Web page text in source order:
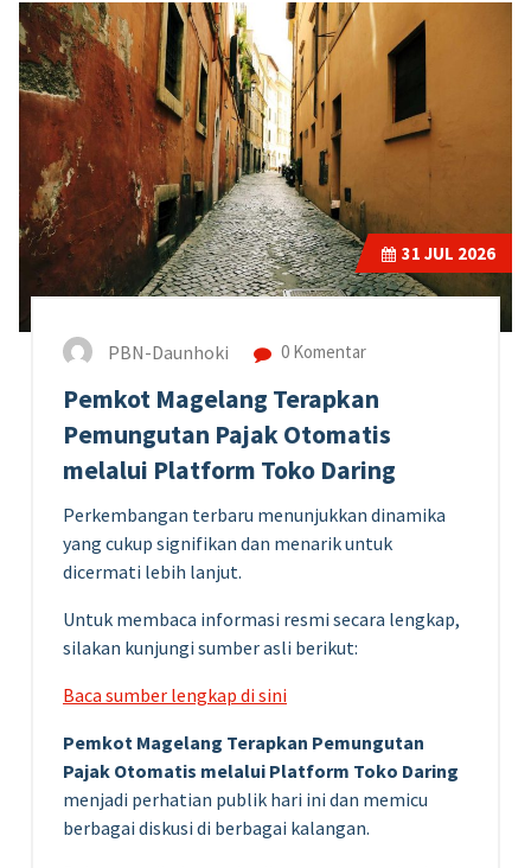
31 JUL 2026
PBN-Daunhoki 0 Komentar
Pemkot Magelang Terapkan
Pemungutan Pajak Otomatis
melalui Platform Toko Daring
Perkembangan terbaru menunjukkan dinamika
yang cukup signifikan dan menarik untuk
dicermati lebih lanjut.
Untuk membaca informasi resmi secara lengkap,
silakan kunjungi sumber asli berikut:
Baca sumber lengkap di sini
Pemkot Magelang Terapkan Pemungutan
Pajak Otomatis melalui Platform Toko Daring
menjadi perhatian publik hari ini dan memicu
berbagai diskusi di berbagai kalangan.